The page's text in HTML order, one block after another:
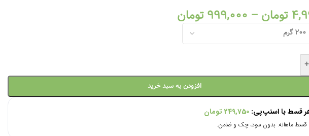
تومان –
999,000تومان
+
افزودن به سبد خرید
قسط با اسنپ‌پی: 249,750 تومان